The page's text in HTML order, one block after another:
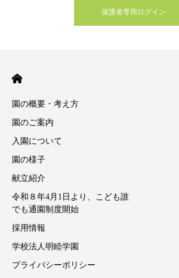
保護者専用ログイン
園の概要・考え方
園のご案内
入園について
園の様子
献立紹介
令和８年4月1日より、こども誰
でも通園制度開始
採用情報
学校法人明睦学園
プライバシーポリシー